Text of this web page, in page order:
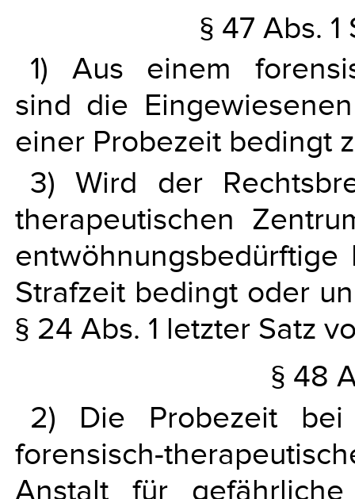
§ 47 Abs. 1
1) Aus einem
sind die
einer Probezeit bedingt
3) Wird der
therapeutischen
Strafzeit bedingt oder
§ 24 Abs. 1 letzter Satz
§ 48
2) Die Probezeit
forensisch-
Anstalt für